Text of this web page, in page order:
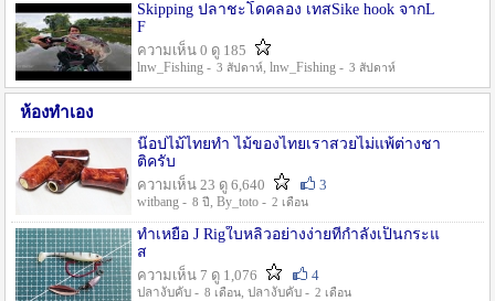
Skipping ปลาชะโดคลอง เทสSike hook จากL
F
ความเห็น 0 ดู 185
lnw_Fishing - 3 สัปดาห์, lnw_Fishing - 3 สัปดาห์
ห้องทำเอง
น๊อปไม้ไทยทำ ไม้ของไทยเราสวยไม่แพ้ต่างชา
ติครับ
ความเห็น 23 ดู 6,640
3
witbang - 8 ปี , By_toto - 2 เดือน
ทำเหยื่อ J Rigใบหลิวอย่างง่ายที่กำลังเป็นกระแ
ส
ความเห็น 7 ดู 1,076
4
ปลางับคับ - 8 เดือน, ปลางับคับ - 2 เดือน